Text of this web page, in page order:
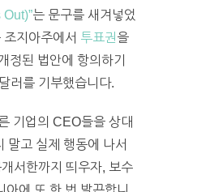
는 문구를 새겨넣었
지아주에서 투표권을
정된 법안에 항의하기
러를 기부했습니다.
기업의 CEO들을 상대
말고 실제 행동에 나서
서한까지 띄우자, 보수